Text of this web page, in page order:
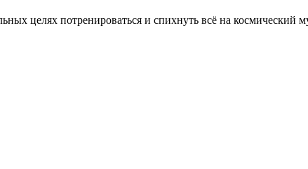
целях потренироваться и спихнуть всё на космический